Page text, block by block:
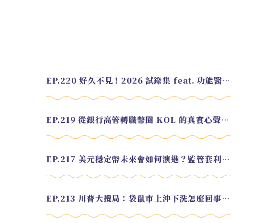
EP.220 好久不見！2026 試錄集 feat. 功能醫學營養師 美寶
EP.219 從銀行高管轉職幣圈 KOL 的真實心聲 feat.龜大
EP.217 美元穩定幣未來會如何演進？監管套利終將收斂？feat. 研究員 余哲安
EP.213 川普大攪局：袋鼠市上沖下洗怎麼回事？feat. Alvin